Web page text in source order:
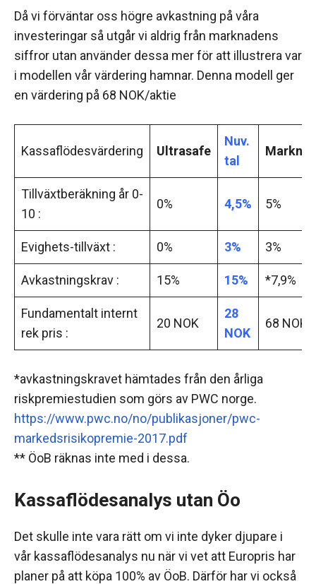
Då vi förväntar oss högre avkastning på våra
investeringar så utgår vi aldrig från marknadens
siffror utan använder dessa mer för att illustrera var
i modellen vår värdering hamnar. Denna modell ger
en värdering på 68 NOK/aktie
Kassaflödesvärdering Ultrasafe
Nuv.
tal
Tillväxtberäkning år 0-
10 :
0% 4,5% 5%
Evighets-tillväxt : 0% 3% 3%
Avkastningskrav : 15% 15% *7,9%
Fundamentalt internt
rek pris :
20 NOK
28
NOK
68 NOK
*avkastningskravet hämtades från den årliga
riskpremiestudien som görs av PWC norge.
https://www.pwc.no/no/publikasjoner/pwc-
markedsrisikopremie-2017.pdf
** ÖoB räknas inte med i dessa.
Kassaflödesanalys utan Öo
Det skulle inte vara rätt om vi inte dyker djupare i
vår kassaflödesanalys nu när vi vet att Europris har
planer på att köpa 100% av ÖoB. Därför har vi också